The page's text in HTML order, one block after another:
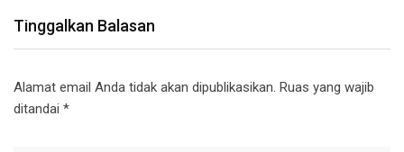
Tinggalkan Balasan
Alamat email Anda tidak akan dipublikasikan. Ruas yang wajib
ditandai *